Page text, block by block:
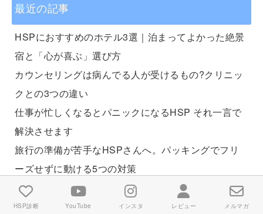
最近の記事
HSPにおすすめのホテル3選｜泊まってよかった絶景
宿と「心が喜ぶ」選び方
カウンセリングは病んでる人が受けるもの?クリニッ
クとの3つの違い
仕事が忙しくなるとパニックになるHSP それ一言で
解決させます
旅行の準備が苦手なHSPさんへ。パッキングでフリ
ーズせずに動ける5つの対策
カウンセラーを目指した私が、3時間で価値観が変わ
った話
HSP診断 YouTube インスタ レビュー メルマガ